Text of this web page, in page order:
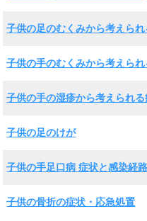
子供の足のむくみから考えら
子供の手のむくみから考えら
子供の手の湿疹から考えられる
子供の足のけが
子供の手足口病 症状と感染経路
子供の骨折の症状・応急処置